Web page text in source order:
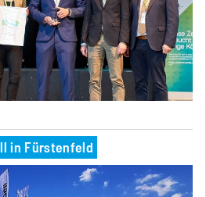
in Fürstenfeld